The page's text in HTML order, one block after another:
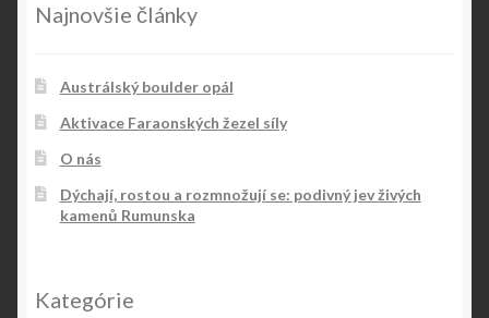
Najnovšie články
Austrálský boulder opál
Aktivace Faraonských žezel síly
O nás
Dýchají, rostou a rozmnožují se: podivný jev živých
kamenů Rumunska
Kategórie